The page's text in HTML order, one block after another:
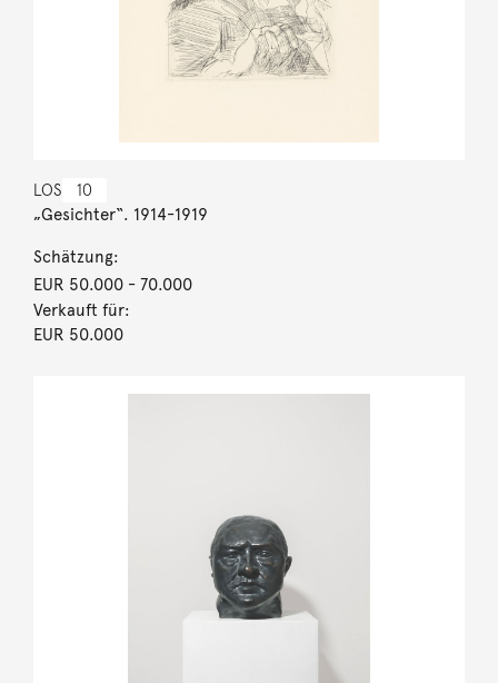
LOS 10
„Gesichter“. 1914-1919
Schätzung:
EUR 50.000- 70.000
Verkauft für:
EUR 50.000